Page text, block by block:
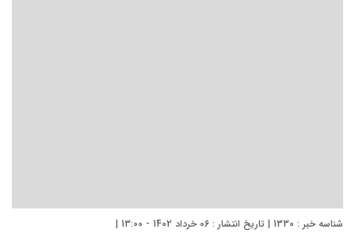
شناسه خبر : 1330 | تاریخ انتشار : 06 خرداد 1402 - 13:00 |